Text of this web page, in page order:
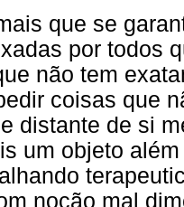
que se
por todos
não tem
coisas que
distante de si
um objeto
noção mal